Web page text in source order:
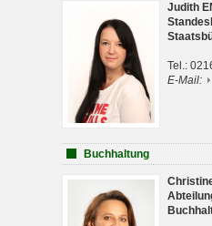
Judith
Tel.:
E-Mail:
Buchhaltung